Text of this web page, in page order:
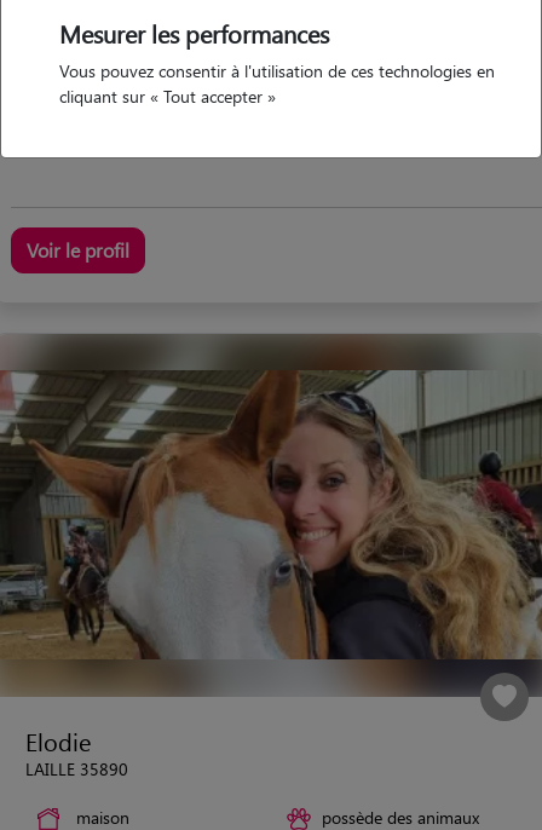
5/5 (4 avis)
Voir le profil
Elodie
LAILLE 35890
maison possède des animaux
Mesurer les performances
Vous pouvez consentir à l'utilisation de ces technologies en
cliquant sur « Tout accepter »